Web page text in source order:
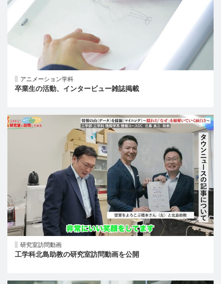
アニメーション学科
卒業生の活動、インタービュー雑誌掲載
研究室訪問動画
工学科北島助教の研究室訪問動画を公開